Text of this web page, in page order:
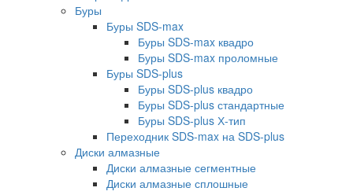
Буры
Буры SDS-max
Буры SDS-max квадро
Буры SDS-max проломные
Буры SDS-plus
Буры SDS-plus квадро
Буры SDS-plus стандартные
Буры SDS-plus Х-тип
Переходник SDS-max на SDS-plus
Диски алмазные
Диски алмазные сегментные
Диски алмазные сплошные